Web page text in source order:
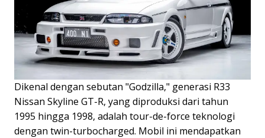
Dikenal dengan sebutan "Godzilla," generasi R33
Nissan Skyline GT-R, yang diproduksi dari tahun
1995 hingga 1998, adalah tour-de-force teknologi
dengan twin-turbocharged. Mobil ini mendapatkan